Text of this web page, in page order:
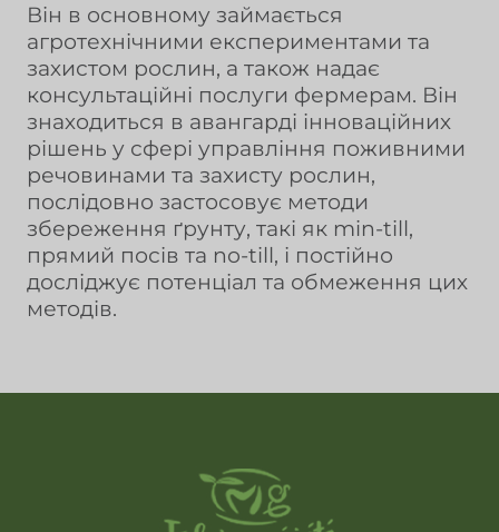
Він в основному займається
агротехнічними експериментами та
захистом рослин, а також надає
консультаційні послуги фермерам. Він
знаходиться в авангарді інноваційних
рішень у сфері управління поживними
речовинами та захисту рослин,
послідовно застосовує методи
збереження ґрунту, такі як min-till,
прямий посів та no-till, і постійно
досліджує потенціал та обмеження цих
методів.